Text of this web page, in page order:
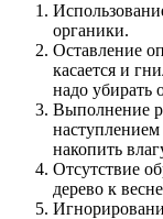
органики.
Оставление
касается и
надо убирать
Выполнение
наступлением
накопить
Отсутствие
дерево к